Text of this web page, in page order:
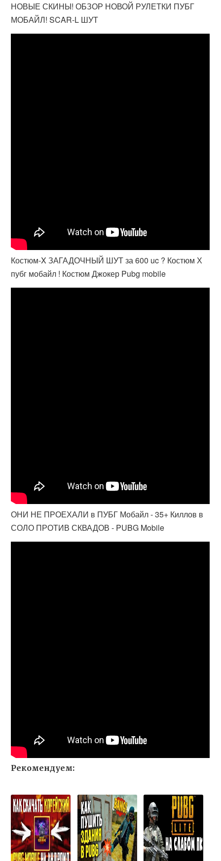
НОВЫЕ СКИНЫ! ОБЗОР НОВОЙ РУЛЕТКИ ПУБГ
МОБАЙЛ! SCAR-L ШУТ
Костюм-X ЗАГАДОЧНЫЙ ШУТ за 600 uc ? Костюм Х
пубг мобайл ! Костюм Джокер Pubg mobile
ОНИ НЕ ПРОЕХАЛИ в ПУБГ Мобайл - 35+ Киллов в
СОЛО ПРОТИВ СКВАДОВ - PUBG Mobile
Рекомендуем: